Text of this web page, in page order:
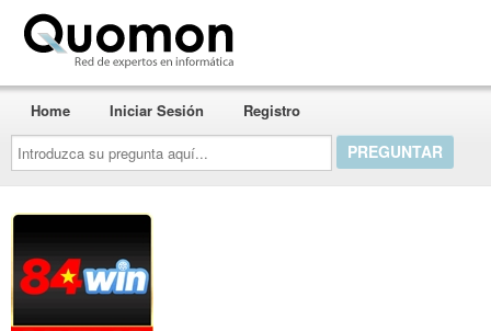
Introduzca
su
pregunta
aquí...
Home Iniciar Sesión Registro